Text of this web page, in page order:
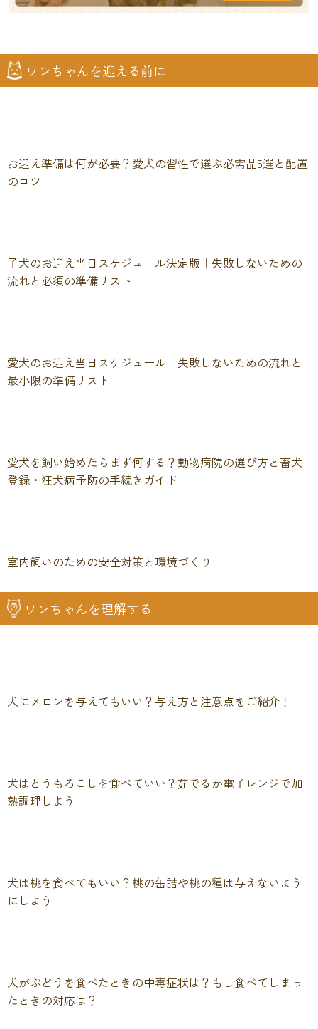
ワンちゃんを迎える前に
お迎え準備は何が必要？愛犬の習性で選ぶ必需品5選と配置
のコツ
子犬のお迎え当日スケジュール決定版｜失敗しないための
流れと必須の準備リスト
愛犬のお迎え当日スケジュール｜失敗しないための流れと
最小限の準備リスト
愛犬を飼い始めたらまず何する？動物病院の選び方と畜犬
登録・狂犬病予防の手続きガイド
室内飼いのための安全対策と環境づくり
ワンちゃんを理解する
犬にメロンを与えてもいい？与え方と注意点をご紹介！
犬はとうもろこしを食べていい？茹でるか電子レンジで加
熱調理しよう
犬は桃を食べてもいい？桃の缶詰や桃の種は与えないよう
にしよう
犬がぶどうを食べたときの中毒症状は？もし食べてしまっ
たときの対応は？